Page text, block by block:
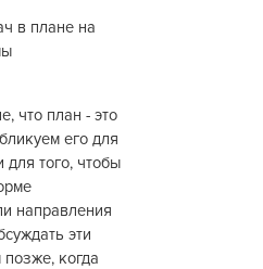
в плане на
что план - это
его для
для того, чтобы
направления
эти
когда